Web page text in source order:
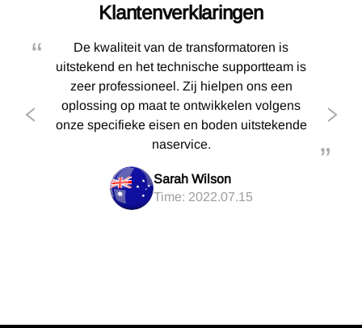
Klantenverklaringen
De kwaliteit van de transformatoren is
uitstekend en het technische supportteam is
zeer professioneel. Zij hielpen ons een
oplossing op maat te ontwikkelen volgens
onze specifieke eisen en boden uitstekende
naservice.
Sarah Wilson
Time: 2022.07.15